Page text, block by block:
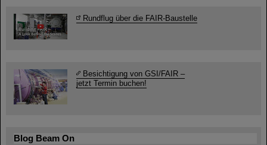
Rundflug über die FAIR-Baustelle
Besichtigung von GSI/FAIR –
jetzt Termin buchen!
Blog Beam On